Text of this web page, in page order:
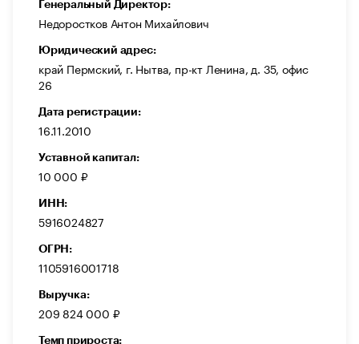
Генеральный Директор:
Недоростков Антон Михайлович
Юридический адрес:
край Пермский, г. Нытва, пр-кт Ленина, д. 35, офис
26
Дата регистрации:
16.11.2010
Уставной капитал:
10 000 ₽
ИНН:
5916024827
ОГРН:
1105916001718
Выручка:
209 824 000 ₽
Темп прироста: